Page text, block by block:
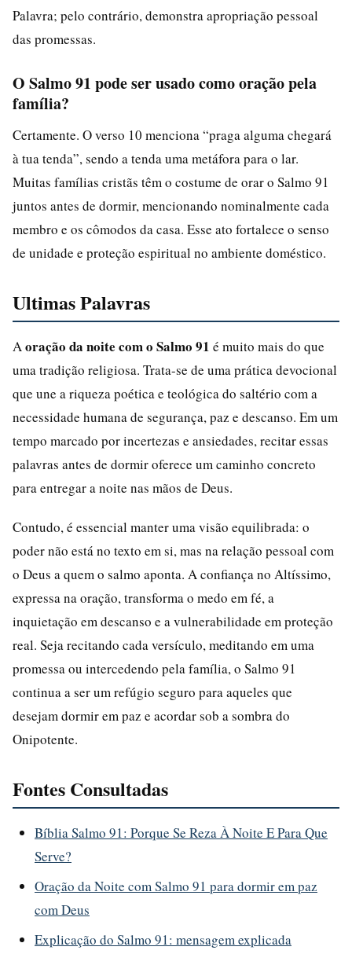
Palavra; pelo contrário, demonstra apropriação pessoal
das promessas.
O Salmo 91 pode ser usado como oração pela
família?
Certamente. O verso 10 menciona “praga alguma chegará
à tua tenda”, sendo a tenda uma metáfora para o lar.
Muitas famílias cristãs têm o costume de orar o Salmo 91
juntos antes de dormir, mencionando nominalmente cada
membro e os cômodos da casa. Esse ato fortalece o senso
de unidade e proteção espiritual no ambiente doméstico.
Ultimas Palavras
A oração da noite com o Salmo 91 é muito mais do que
uma tradição religiosa. Trata-se de uma prática devocional
que une a riqueza poética e teológica do saltério com a
necessidade humana de segurança, paz e descanso. Em um
tempo marcado por incertezas e ansiedades, recitar essas
palavras antes de dormir oferece um caminho concreto
para entregar a noite nas mãos de Deus.
Contudo, é essencial manter uma visão equilibrada: o
poder não está no texto em si, mas na relação pessoal com
o Deus a quem o salmo aponta. A confiança no Altíssimo,
expressa na oração, transforma o medo em fé, a
inquietação em descanso e a vulnerabilidade em proteção
real. Seja recitando cada versículo, meditando em uma
promessa ou intercedendo pela família, o Salmo 91
continua a ser um refúgio seguro para aqueles que
desejam dormir em paz e acordar sob a sombra do
Onipotente.
Fontes Consultadas
Bíblia Salmo 91: Porque Se Reza À Noite E Para Que
Serve?
Oração da Noite com Salmo 91 para dormir em paz
com Deus
Explicação do Salmo 91: mensagem explicada